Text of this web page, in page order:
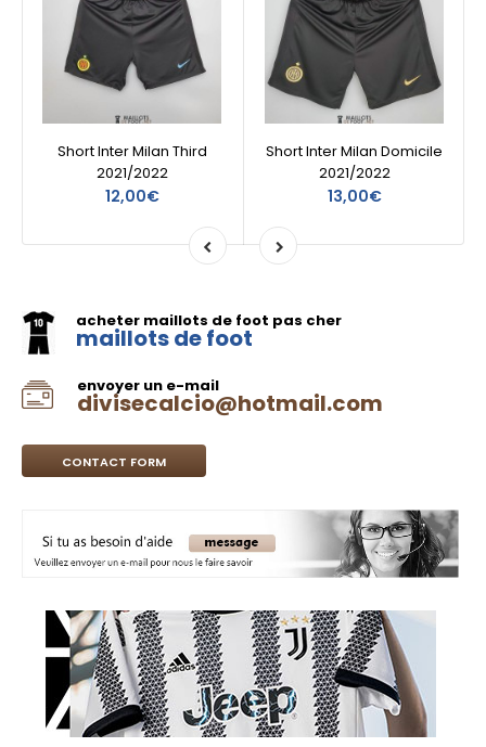
Short Inter Milan Third
2021/2022
12,00€
Short Inter Milan Domicile
2021/2022
13,00€
acheter maillots de foot pas cher
maillots de foot
envoyer un e-mail
divisecalcio@hotmail.com
CONTACT FORM